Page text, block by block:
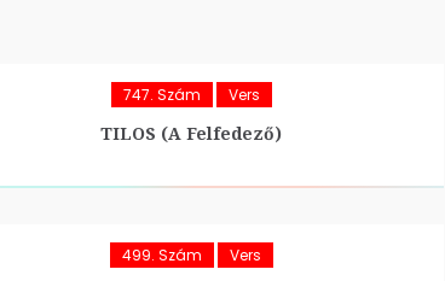
747. Szám Vers
TILOS (A Felfedező)
499. Szám Vers